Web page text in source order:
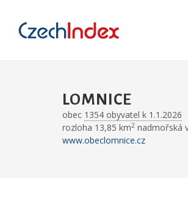
LOMNICE
obec 1354 obyvatel k 1.1.2026
rozloha 13,85 km2 nadmořská
www.obeclomnice.cz